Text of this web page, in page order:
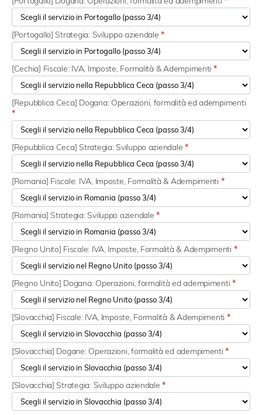
[Portogallo] Strategia: Sviluppo aziendale*
[Cechia] Fiscale: IVA, Imposte, Formalità & Adempimenti *
[Repubblica Ceca] Dogana: Operazioni, formalità ed adempimenti
*
[Repubblica Ceca] Strategia: Sviluppo aziendale*
[Romania] Fiscale: IVA, Imposte, Formalità & Adempimenti *
[Romania] Strategia: Sviluppo aziendale*
[Regno Unito] Fiscale: IVA, Imposte, Formalità & Adempimenti *
[Regno Unito] Dogana: Operazioni, formalità ed adempimenti*
[Slovacchia] Fiscale: IVA, Imposte, Formalità & Adempimenti *
[Slovacchia] Dogane: Operazioni, formalità ed adempimenti*
[Slovacchia] Strategia: Sviluppo aziendale*